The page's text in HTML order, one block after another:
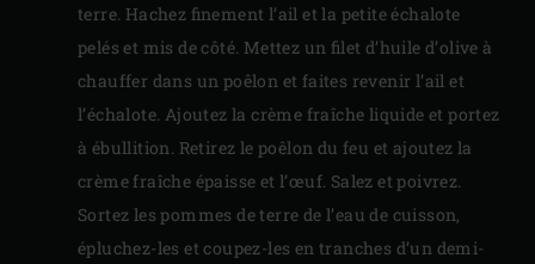
terre. Hachez finement l’ail et la petite échalote
pelés et mis de côté. Mettez un filet d’huile d’olive à
chauffer dans un poêlon et faites revenir l’ail et
l’échalote. Ajoutez la crème fraîche liquide et portez
à ébullition. Retirez le poêlon du feu et ajoutez la
crème fraîche épaisse et l’œuf. Salez et poivrez.
Sortez les pommes de terre de l’eau de cuisson,
épluchez-les et coupez-les en tranches d’un demi-